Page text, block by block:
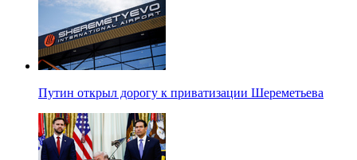
Путин открыл дорогу к приватизации Шереметьева